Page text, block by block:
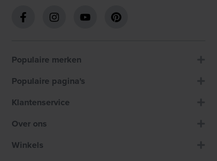
Populaire merken
Populaire pagina's
Klantenservice
Over ons
Winkels